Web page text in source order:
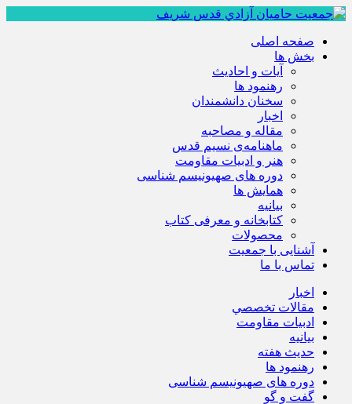
صفحه اصلی
بخش ها
آیات و احادیث
رهنمود ها
سخنان دانشمندان
اخبار
مقاله و مصاحبه
ماهنامه‌ی نسیم قدس
هنر و ادبیات مقاومت
دوره های صهیونیسم شناسی
همايش ها
بيانيه
کتابخانه و معرفی کتاب
محصولات
آشنایی با جمعیت
تماس با ما
اخبار
مقالات تخصصي
ادبيات مقاومت
بيانيه
حديث هفته
رهنمود ها
دوره های صهیونیسم شناسی
گفت و گو